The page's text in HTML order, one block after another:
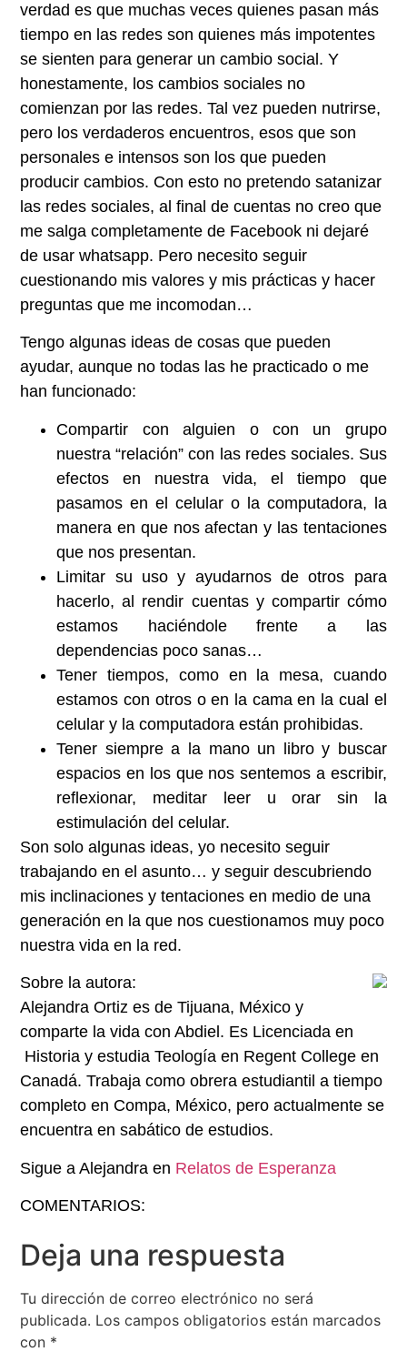
verdad es que muchas veces quienes pasan más
tiempo en las redes son quienes más impotentes
se sienten para generar un cambio social. Y
honestamente, los cambios sociales no
comienzan por las redes. Tal vez pueden nutrirse,
pero los verdaderos encuentros, esos que son
personales e intensos son los que pueden
producir cambios. Con esto no pretendo satanizar
las redes sociales, al final de cuentas no creo que
me salga completamente de Facebook ni dejaré
de usar whatsapp. Pero necesito seguir
cuestionando mis valores y mis prácticas y hacer
preguntas que me incomodan…
Tengo algunas ideas de cosas que pueden
ayudar, aunque no todas las he practicado o me
han funcionado:
Compartir con alguien o con un grupo
nuestra “relación” con las redes sociales. Sus
efectos en nuestra vida, el tiempo que
pasamos en el celular o la computadora, la
manera en que nos afectan y las tentaciones
que nos presentan.
Limitar su uso y ayudarnos de otros para
hacerlo, al rendir cuentas y compartir cómo
estamos haciéndole frente a las
dependencias poco sanas…
Tener tiempos, como en la mesa, cuando
estamos con otros o en la cama en la cual el
celular y la computadora están prohibidas.
Tener siempre a la mano un libro y buscar
espacios en los que nos sentemos a escribir,
reflexionar, meditar leer u orar sin la
estimulación del celular.
Son solo algunas ideas, yo necesito seguir
trabajando en el asunto… y seguir descubriendo
mis inclinaciones y tentaciones en medio de una
generación en la que nos cuestionamos muy poco
nuestra vida en la red.
Sobre la autora:
Alejandra Ortiz es de Tijuana, México y
comparte la vida con Abdiel. Es Licenciada en
Historia y estudia Teología en Regent College en
Canadá. Trabaja como obrera estudiantil a tiempo
completo en Compa, México, pero actualmente se
encuentra en sabático de estudios.
Sigue a Alejandra en Relatos de Esperanza
COMENTARIOS:
Deja una respuesta
Tu dirección de correo electrónico no será
publicada. Los campos obligatorios están marcados
con *